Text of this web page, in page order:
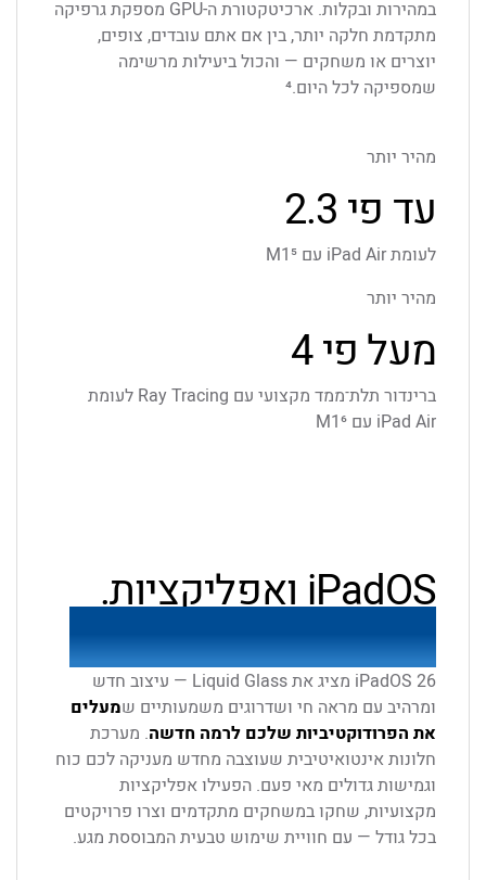
במהירות ובקלות. ארכיטקטורת ה-GPU מספקת גרפיקה
מתקדמת חלקה יותר, בין אם אתם עובדים, צופים,
יוצרים או משחקים — והכול ביעילות מרשימה
שמספיקה לכל היום.⁴
מהיר יותר
עד פי ‎2.3
לעומת iPad Air עם M1⁵
מהיר יותר
מעל פי ‎4
ברינדור תלת־ממד מקצועי עם Ray Tracing לעומת
iPad Air עם M1⁶
iPadOS ואפליקציות.
תעברו את הכול בקלות.
iPadOS 26 מציג את Liquid Glass — עיצוב חדש
ומרהיב עם מראה חי ושדרוגים משמעותיים שמעלים
את הפרודוקטיביות שלכם לרמה חדשה. מערכת
חלונות אינטואיטיבית שעוצבה מחדש מעניקה לכם כוח
וגמישות גדולים מאי פעם. הפעילו אפליקציות
מקצועיות, שחקו במשחקים מתקדמים וצרו פרויקטים
בכל גודל — עם חוויית שימוש טבעית המבוססת מגע.